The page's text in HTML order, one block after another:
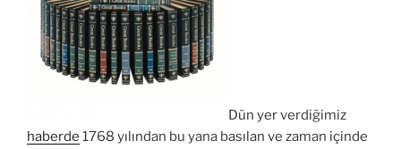
Dün yer verdiğimiz
haberde 1768 yılından bu yana basılan ve zaman içinde